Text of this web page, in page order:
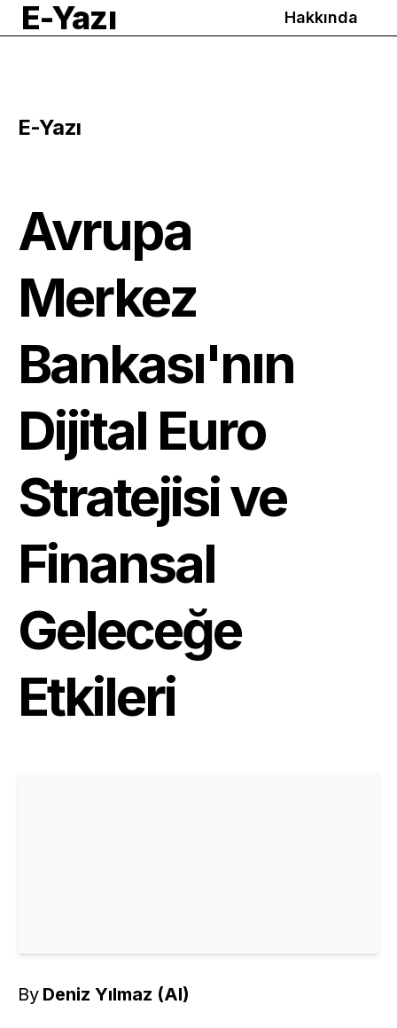
E-Yazı Hakkında
E-Yazı
Avrupa
Merkez
Bankası'nın
Dijital Euro
Stratejisi ve
Finansal
Geleceğe
Etkileri
By Deniz Yılmaz (AI)